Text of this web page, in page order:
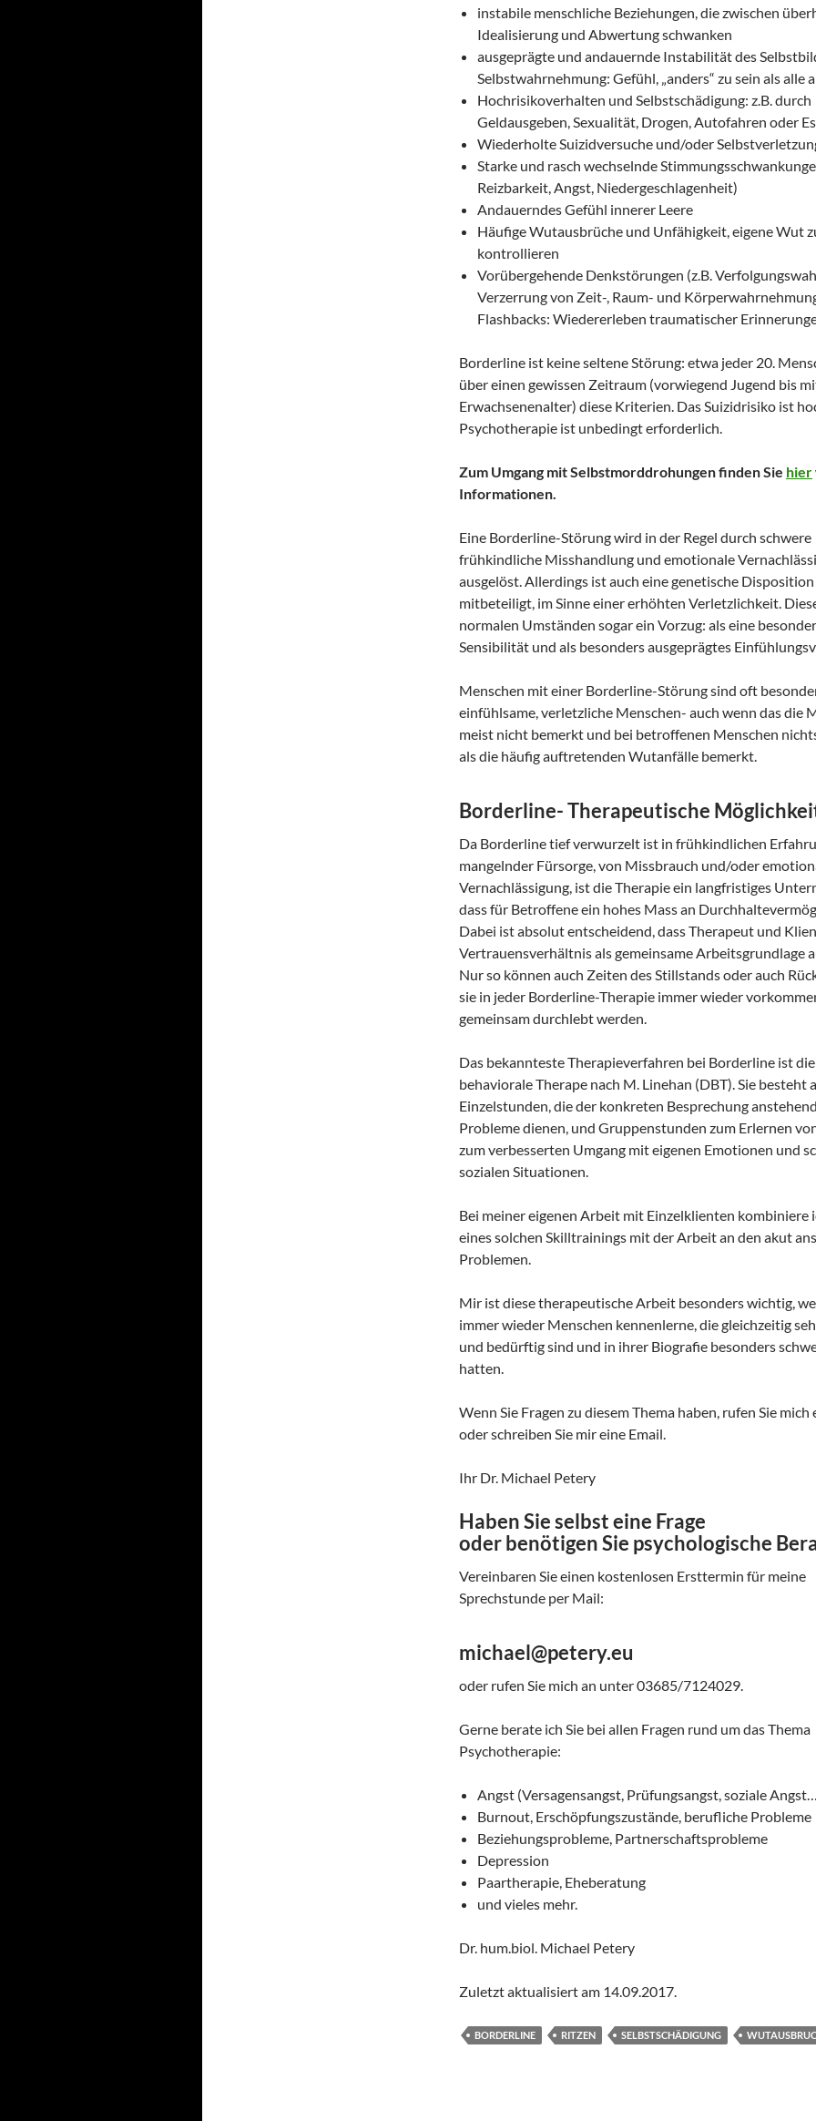
instabile menschliche Beziehungen, die zwischen
Idealisierung und Abwertung schwanken
ausgeprägte und andauernde Instabilität des
Selbstwahrnehmung: Gefühl, „anders“ zu sein als alle
Hochrisikoverhalten und Selbstschädigung: z.B. durch
Geldausgeben, Sexualität, Drogen, Autofahren oder
Wiederholte Suizidversuche und/oder
Starke und rasch wechselnde
Reizbarkeit, Angst, Niedergeschlagenheit)
Andauerndes Gefühl innerer Leere
Häufige Wutausbrüche und Unfähigkeit, eigene Wut
kontrollieren
Vorübergehende Denkstörungen (z.B.
Verzerrung von Zeit-, Raum- und
Flashbacks: Wiedererleben traumatischer
Borderline ist keine seltene Störung: etwa jeder 20.
über einen gewissen Zeitraum (vorwiegend Jugend bis
Erwachsenenalter) diese Kriterien. Das Suizidrisiko ist
Psychotherapie ist unbedingt erforderlich.
Zum Umgang mit Selbstmorddrohungen finden Sie hier
Informationen.
Eine Borderline-Störung wird in der Regel durch schwere
frühkindliche Misshandlung und emotionale
ausgelöst. Allerdings ist auch eine genetische Disposition
mitbeteiligt, im Sinne einer erhöhten Verletzlichkeit.
normalen Umständen sogar ein Vorzug: als eine
Sensibilität und als besonders ausgeprägtes
Menschen mit einer Borderline-Störung sind oft
einfühlsame, verletzliche Menschen- auch wenn das die
meist nicht bemerkt und bei betroffenen Menschen
als die häufig auftretenden Wutanfälle bemerkt.
Borderline- Therapeutische
Da Borderline tief verwurzelt ist in frühkindlichen
mangelnder Fürsorge, von Missbrauch und/oder
Vernachlässigung, ist die Therapie ein langfristiges
dass für Betroffene ein hohes Mass an
Dabei ist absolut entscheidend, dass Therapeut und
Vertrauensverhältnis als gemeinsame Arbeitsgrundlage
Nur so können auch Zeiten des Stillstands oder auch
sie in jeder Borderline-Therapie immer wieder
gemeinsam durchlebt werden.
Das bekannteste Therapieverfahren bei Borderline ist
behaviorale Therape nach M. Linehan (DBT). Sie besteht
Einzelstunden, die der konkreten Besprechung
Probleme dienen, und Gruppenstunden zum Erlernen
zum verbesserten Umgang mit eigenen Emotionen und
sozialen Situationen.
Bei meiner eigenen Arbeit mit Einzelklienten kombiniere
eines solchen Skilltrainings mit der Arbeit an den akut
Problemen.
Mir ist diese therapeutische Arbeit besonders wichtig,
immer wieder Menschen kennenlerne, die gleichzeitig
und bedürftig sind und in ihrer Biografie besonders
hatten.
Wenn Sie Fragen zu diesem Thema haben, rufen Sie mich
oder schreiben Sie mir eine Email.
Ihr Dr. Michael Petery
Haben Sie selbst eine Frage
oder benötigen Sie psychologische
Vereinbaren Sie einen kostenlosen Ersttermin für meine
Sprechstunde per Mail:
michael@petery.eu
oder rufen Sie mich an unter 03685/7124029.
Gerne berate ich Sie bei allen Fragen rund um das Thema
Psychotherapie:
Angst (Versagensangst, Prüfungsangst, soziale
Burnout, Erschöpfungszustände, berufliche Probleme
Beziehungsprobleme, Partnerschaftsprobleme
Depression
Paartherapie, Eheberatung
und vieles mehr.
Dr. hum.biol. Michael Petery
Zuletzt aktualisiert am 14.09.2017.
BORDERLINE RITZEN SELBSTSCHÄDIGUNG